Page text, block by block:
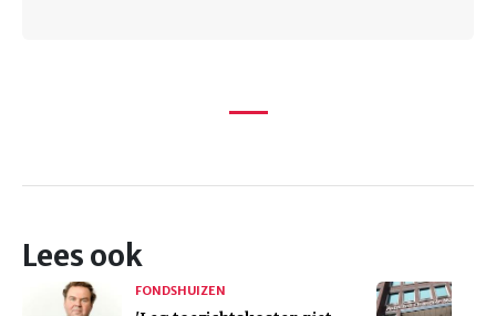
Lees ook
FONDSHUIZEN